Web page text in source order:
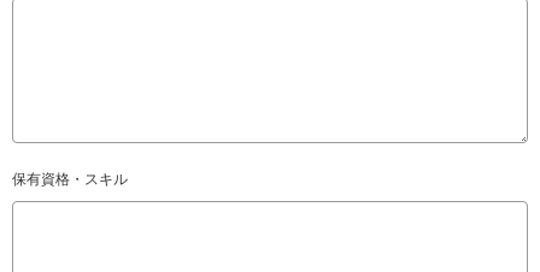
保有資格・スキル